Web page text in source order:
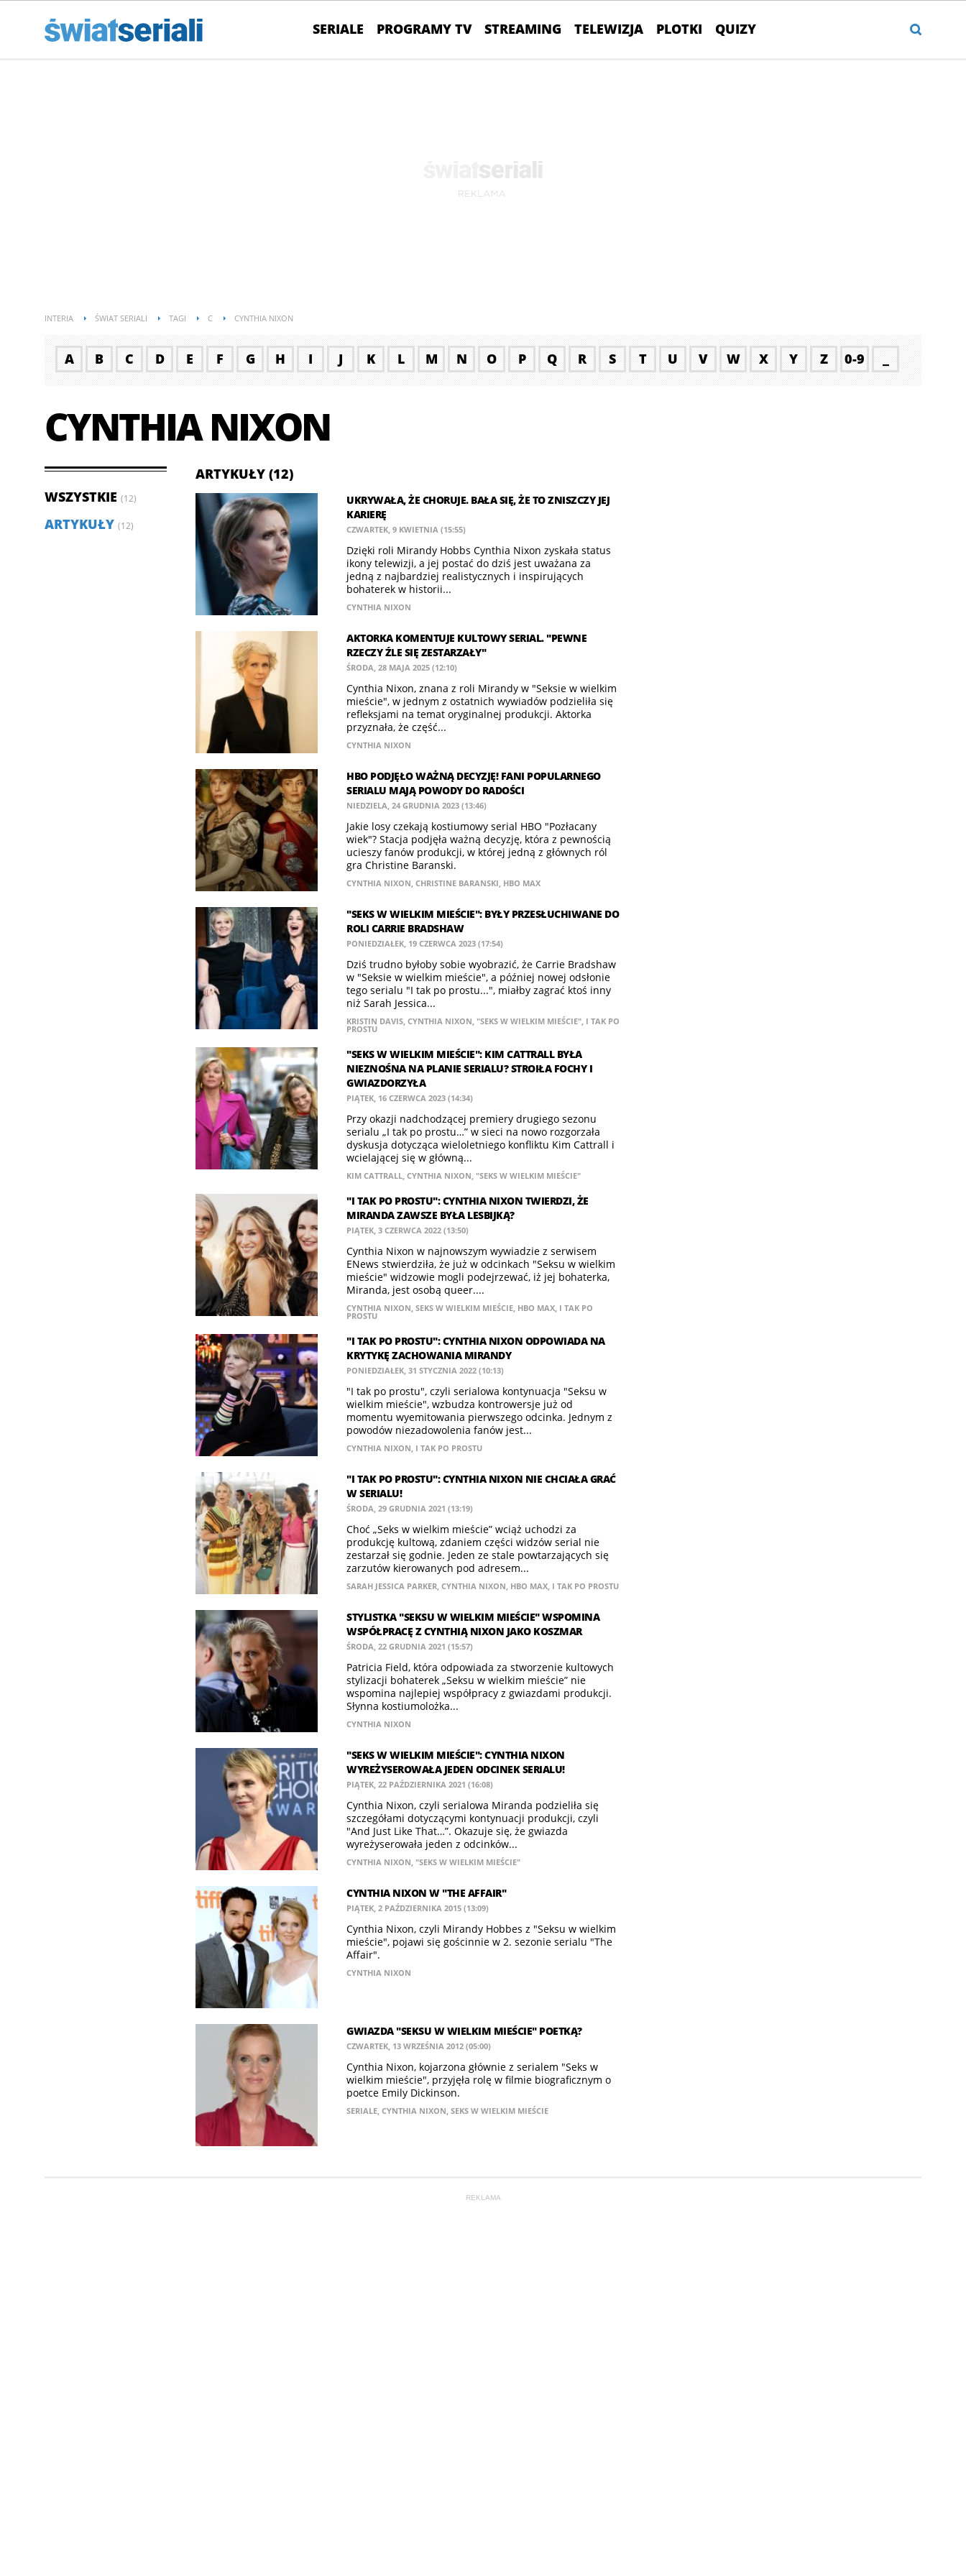
SERIALE PROGRAMY TV STREAMING TELEWIZJA PLOTKI QUIZY
INTERIA ŚWIAT SERIALI TAGI C CYNTHIA NIXON
A B C D E F G H I J K L M N O P Q R S T U V W X Y Z 0-9
CYNTHIA NIXON
WSZYSTKIE (12)
ARTYKUŁY (12)
ARTYKUŁY (12)
UKRYWAŁA, ŻE CHORUJE. BAŁA SIĘ, ŻE TO ZNISZCZY JEJ
KARIERĘ
CZWARTEK, 9 KWIETNIA (15:55)
Dzięki roli Mirandy Hobbs Cynthia Nixon zyskała status
ikony telewizji, a jej postać do dziś jest uważana za
jedną z najbardziej realistycznych i inspirujących
bohaterek w historii...
CYNTHIA NIXON
AKTORKA KOMENTUJE KULTOWY SERIAL. "PEWNE
RZECZY ŹLE SIĘ ZESTARZAŁY"
ŚRODA, 28 MAJA 2025 (12:10)
Cynthia Nixon, znana z roli Mirandy w "Seksie w wielkim
mieście", w jednym z ostatnich wywiadów podzieliła się
refleksjami na temat oryginalnej produkcji. Aktorka
przyznała, że część...
CYNTHIA NIXON
HBO PODJĘŁO WAŻNĄ DECYZJĘ! FANI POPULARNEGO
SERIALU MAJĄ POWODY DO RADOŚCI
NIEDZIELA, 24 GRUDNIA 2023 (13:46)
Jakie losy czekają kostiumowy serial HBO "Pozłacany
wiek"? Stacja podjęła ważną decyzję, która z pewnością
ucieszy fanów produkcji, w której jedną z głównych ról
gra Christine Baranski.
CYNTHIA NIXON, CHRISTINE BARANSKI, HBO MAX
"SEKS W WIELKIM MIEŚCIE": BYŁY PRZESŁUCHIWANE DO
ROLI CARRIE BRADSHAW
PONIEDZIAŁEK, 19 CZERWCA 2023 (17:54)
Dziś trudno byłoby sobie wyobrazić, że Carrie Bradshaw
w "Seksie w wielkim mieście", a później nowej odsłonie
tego serialu "I tak po prostu...", miałby zagrać ktoś inny
niż Sarah Jessica...
KRISTIN DAVIS, CYNTHIA NIXON, "SEKS W WIELKIM MIEŚCIE", I TAK PO
PROSTU
"SEKS W WIELKIM MIEŚCIE": KIM CATTRALL BYŁA
NIEZNOŚNA NA PLANIE SERIALU? STROIŁA FOCHY I
GWIAZDORZYŁA
PIĄTEK, 16 CZERWCA 2023 (14:34)
Przy okazji nadchodzącej premiery drugiego sezonu
serialu „I tak po prostu…” w sieci na nowo rozgorzała
dyskusja dotycząca wieloletniego konfliktu Kim Cattrall i
wcielającej się w główną...
KIM CATTRALL, CYNTHIA NIXON, "SEKS W WIELKIM MIEŚCIE"
"I TAK PO PROSTU": CYNTHIA NIXON TWIERDZI, ŻE
MIRANDA ZAWSZE BYŁA LESBIJKĄ?
PIĄTEK, 3 CZERWCA 2022 (13:50)
Cynthia Nixon w najnowszym wywiadzie z serwisem
ENews stwierdziła, że już w odcinkach "Seksu w wielkim
mieście" widzowie mogli podejrzewać, iż jej bohaterka,
Miranda, jest osobą queer....
CYNTHIA NIXON, SEKS W WIELKIM MIEŚCIE, HBO MAX, I TAK PO
PROSTU
"I TAK PO PROSTU": CYNTHIA NIXON ODPOWIADA NA
KRYTYKĘ ZACHOWANIA MIRANDY
PONIEDZIAŁEK, 31 STYCZNIA 2022 (10:13)
"I tak po prostu", czyli serialowa kontynuacja "Seksu w
wielkim mieście", wzbudza kontrowersje już od
momentu wyemitowania pierwszego odcinka. Jednym z
powodów niezadowolenia fanów jest...
CYNTHIA NIXON, I TAK PO PROSTU
"I TAK PO PROSTU": CYNTHIA NIXON NIE CHCIAŁA GRAĆ
W SERIALU!
ŚRODA, 29 GRUDNIA 2021 (13:19)
Choć „Seks w wielkim mieście” wciąż uchodzi za
produkcję kultową, zdaniem części widzów serial nie
zestarzał się godnie. Jeden ze stale powtarzających się
zarzutów kierowanych pod adresem...
SARAH JESSICA PARKER, CYNTHIA NIXON, HBO MAX, I TAK PO PROSTU
STYLISTKA "SEKSU W WIELKIM MIEŚCIE" WSPOMINA
WSPÓŁPRACĘ Z CYNTHIĄ NIXON JAKO KOSZMAR
ŚRODA, 22 GRUDNIA 2021 (15:57)
Patricia Field, która odpowiada za stworzenie kultowych
stylizacji bohaterek „Seksu w wielkim mieście” nie
wspomina najlepiej współpracy z gwiazdami produkcji.
Słynna kostiumolożka...
CYNTHIA NIXON
"SEKS W WIELKIM MIEŚCIE": CYNTHIA NIXON
WYREŻYSEROWAŁA JEDEN ODCINEK SERIALU!
PIĄTEK, 22 PAŹDZIERNIKA 2021 (16:08)
Cynthia Nixon, czyli serialowa Miranda podzieliła się
szczegółami dotyczącymi kontynuacji produkcji, czyli
"And Just Like That…”. Okazuje się, że gwiazda
wyreżyserowała jeden z odcinków...
CYNTHIA NIXON, "SEKS W WIELKIM MIEŚCIE"
CYNTHIA NIXON W "THE AFFAIR"
PIĄTEK, 2 PAŹDZIERNIKA 2015 (13:09)
Cynthia Nixon, czyli Mirandy Hobbes z "Seksu w wielkim
mieście", pojawi się gościnnie w 2. sezonie serialu "The
Affair".
CYNTHIA NIXON
GWIAZDA "SEKSU W WIELKIM MIEŚCIE" POETKĄ?
CZWARTEK, 13 WRZEŚNIA 2012 (05:00)
Cynthia Nixon, kojarzona głównie z serialem "Seks w
wielkim mieście", przyjęła rolę w filmie biograficznym o
poetce Emily Dickinson.
SERIALE, CYNTHIA NIXON, SEKS W WIELKIM MIEŚCIE
REKLAMA